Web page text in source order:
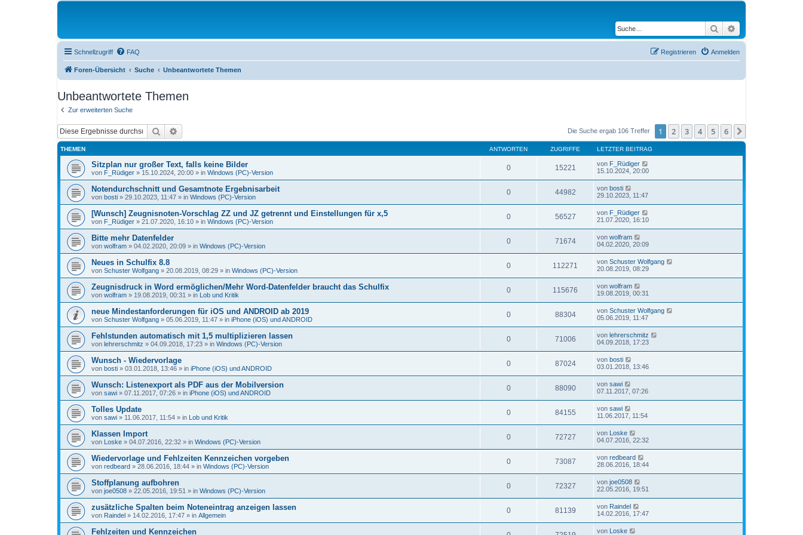
Suche
Schnellzugriff FAQ Anmelden
Registrieren
Foren-Übersicht Suche Unbeantwortete Themen
Unbeantwortete Themen
Zur erweiterten Suche
Suche Die Suche ergab 106 Treffer 1 2 3 4 5 6
THEMEN ANTWORTEN ZUGRIFFE LETZTER BEITRAG
Sitzplan nur großer Text, falls keine Bilder
von F_Rüdiger » 15.10.2024, 20:00 » in Windows (PC)-Version
0 15221 von F_Rüdiger
15.10.2024, 20:00
Notendurchschnitt und Gesamtnote Ergebnisarbeit
von bosti » 29.10.2023, 11:47 » in Windows (PC)-Version
0 44982 von bosti
29.10.2023, 11:47
[Wunsch] Zeugnisnoten-Vorschlag ZZ und JZ getrennt und Einstellungen für x,5
von F_Rüdiger » 21.07.2020, 16:10 » in Windows (PC)-Version
0 56527 von F_Rüdiger
21.07.2020, 16:10
Bitte mehr Datenfelder
von wolfram » 04.02.2020, 20:09 » in Windows (PC)-Version
0 71674 von wolfram
04.02.2020, 20:09
Neues in Schulfix 8.8
von Schuster Wolfgang » 20.08.2019, 08:29 » in Windows (PC)-Version
0 112271 von Schuster Wolfgang
20.08.2019, 08:29
Zeugnisdruck in Word ermöglichen/Mehr Word-Datenfelder braucht das Schulfix
von wolfram » 19.08.2019, 00:31 » in Lob und Kritik
0 115676 von wolfram
19.08.2019, 00:31
neue Mindestanforderungen für iOS und ANDROID ab 2019
von Schuster Wolfgang » 05.06.2019, 11:47 » in iPhone (iOS) und ANDROID
0 88304 von Schuster Wolfgang
05.06.2019, 11:47
Fehlstunden automatisch mit 1,5 multiplizieren lassen
von lehrerschmitz » 04.09.2018, 17:23 » in Windows (PC)-Version
0 71006 von lehrerschmitz
04.09.2018, 17:23
Wunsch - Wiedervorlage
von bosti » 03.01.2018, 13:46 » in iPhone (iOS) und ANDROID
0 87024 von bosti
03.01.2018, 13:46
Wunsch: Listenexport als PDF aus der Mobilversion
von sawi » 07.11.2017, 07:26 » in iPhone (iOS) und ANDROID
0 88090 von sawi
07.11.2017, 07:26
Tolles Update
von sawi » 11.06.2017, 11:54 » in Lob und Kritik
0 84155 von sawi
11.06.2017, 11:54
Klassen Import
von Loske » 04.07.2016, 22:32 » in Windows (PC)-Version
0 72727 von Loske
04.07.2016, 22:32
Wiedervorlage und Fehlzeiten Kennzeichen vorgeben
von redbeard » 28.06.2016, 18:44 » in Windows (PC)-Version
0 73087 von redbeard
28.06.2016, 18:44
Stoffplanung aufbohren
von joe0508 » 22.05.2016, 19:51 » in Windows (PC)-Version
0 72327 von joe0508
22.05.2016, 19:51
zusätzliche Spalten beim Noteneintrag anzeigen lassen
von Raindel » 14.02.2016, 17:47 » in Allgemein
0 81139 von Raindel
14.02.2016, 17:47
Fehlzeiten und Kennzeichen von Loske